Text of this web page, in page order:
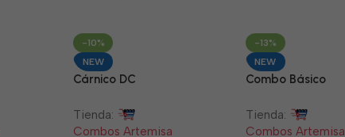
-10%
NEW
Cárnico DC
Tienda:
Combos Artemisa
-13%
NEW
Combo Básico
Tienda:
Combos Artemisa